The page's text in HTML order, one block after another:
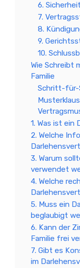
6.
7.
8.
9.
10.
Wie Schreibt
Familie
Schritt-für-
1. Was ist ein
2. Welche
3. Warum
verwendet
4. Welche
5. Muss ein
beglaubigt
6. Kann der
Familie frei
7. Gibt es
im